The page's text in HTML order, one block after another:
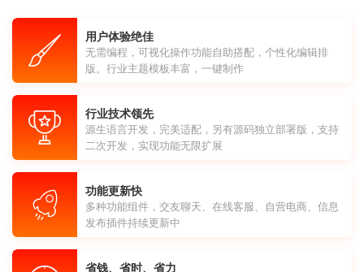
用户体验绝佳
无需编程，可视化操作功能自助搭配，个性化编辑排
版。行业主题模板丰富，一键制作
行业技术领先
源生语言开发，完美适配，另有源码独立部署版，支持
二次开发，实现功能无限扩展
功能更新快
多种功能组件，交友聊天、在线客服、自营电商、信息
发布插件持续更新中
省钱、省时、省力